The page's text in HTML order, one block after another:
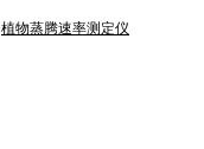
植物蒸腾速率测定仪